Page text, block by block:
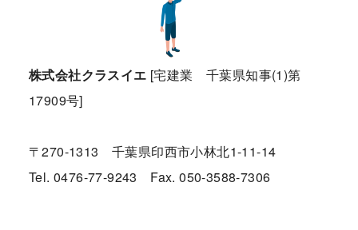
株式会社クラスイエ [宅建業 千葉県知事(1)第
17909号]
〒270-1313 千葉県印西市小林北1-11-14
Tel. 0476-77-9243 Fax. 050-3588-7306